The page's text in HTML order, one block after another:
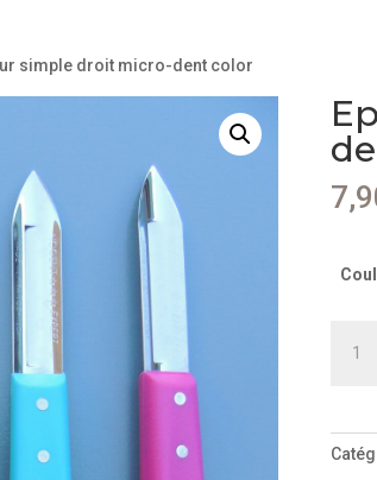
simple droit micro-dent color
micro-